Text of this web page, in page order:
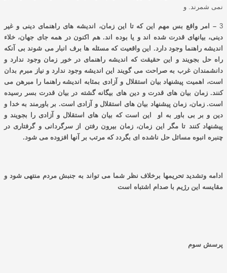
نمی شمرند. و
3 – امر واقع بس مهم این که تا این زمان، اندیشه های راهنمای دینی و غیر
دینی، بیانهای قدرت شده اند و یا بوده اند. هم اکنون در همه جای جهان، خلاء
اندیشه راهنما وجود دارد. این واقعیت که مسئله ها برف انبار می شوند بی آنکه
راه حل بجویند و این حقیقت که اندیشه راهنمای در خور زمان وجود ندارد و
دانشمندان غرب به صراحت می گویند این اندیشه وجود ندارد و نیاز مبرم بدان
است، اهمیت پیشنهاد بیان استقلال و آزادی بمثابه اندیشه راهنما را مبرهن می
کنند. زمان بیان های قدرت و دین های بیگانه گشته در بیان قدرت بسر رسیده
است. زمان، زمان پیشنهاد بیان های استقلال و آزادی است. بر باورمند به خدا و
دین و بر بی باور به او این است که بیان های استقلال و آزادی را بجویند و
پیشنهاد کنند تا مگر این زمان، زمان بیرون رفتن از سرگردانی و گرفتاری در
چنبره انبوه مسائل حل ناشده ای بگردد که مرتب بر آنها افزوده می شود.
ادامه وتشدید تحریمها برخلاف نظر شما می تواند به جنبش مردم منتهی شود و
مقایسه این رژیم با صدام اشتباه است
پرسش سوم